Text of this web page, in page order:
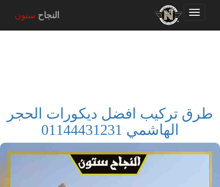
Toggle
navigation
النجاح ستون
طرق تركيب افضل ديكورات الحجر
الهاشمي 01144431231